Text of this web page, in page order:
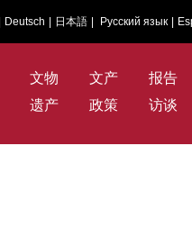
Deutsch 日本語 Русский язык
文物 文产 报告
遗产 政策 访谈